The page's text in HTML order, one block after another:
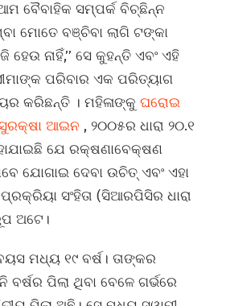
ବୈବାହିକ ସମ୍ପର୍କ ବିଚ୍ଛିନ୍ନ
ମୋତେ ବଞ୍ଚିବା ଲାଗି ଟଙ୍କା
ହେଉ ନାହିଁ,’’ ସେ କୁହନ୍ତି ଏବଂ ଏହି
ପରିବାର ଏକ ପରିତ୍ୟାଗ
କରିଛନ୍ତି । ମହିଳାଙ୍କୁଘରୋଇ
ସୁରକ୍ଷା ଆଇନ , ୨୦୦୫ର ଧାରା ୨୦.୧
ଯେ ରକ୍ଷଣାବେକ୍ଷଣ
ଯୋଗାଇ ଦେବା ଉଚିତ୍‌ ଏବଂ ଏହା
ସଂହିତା (ସିଆରପିସିର ଧାରା
ଅଟେ।
ମଧ୍ୟ ୧୯ ବର୍ଷ। ତାଙ୍କର
ପିଲା ଥିବା ବେଳେ ଗର୍ଭରେ